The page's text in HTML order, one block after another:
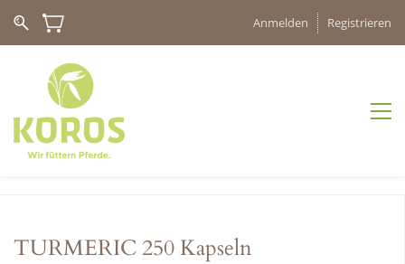
Anmelden Registrieren
TURMERIC 250 Kapseln